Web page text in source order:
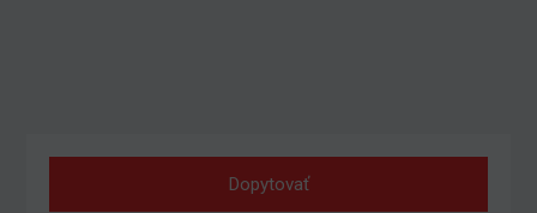
Dopytovať